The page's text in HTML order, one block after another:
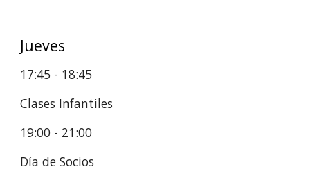
Jueves
17:45 - 18:45
Clases Infantiles
19:00 - 21:00
Día de Socios